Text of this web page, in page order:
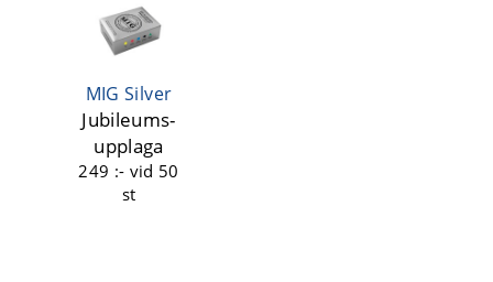
MIG Silver
Jubileums-
upplaga
249 :- vid 50
st